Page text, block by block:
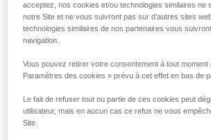
acceptez, nos cookies et/ou technologies similaires ne
notre Site et ne vous suivront pas sur d’autres sites
technologies similaires de nos partenaires vous
navigation.
Vous pouvez retirer votre consentement à tout moment
Paramètres des cookies » prévu à cet effet en bas de
Le fait de refuser tout ou partie de ces cookies peut
utilisateur, mais en aucun cas ce refus ne vous
Site.